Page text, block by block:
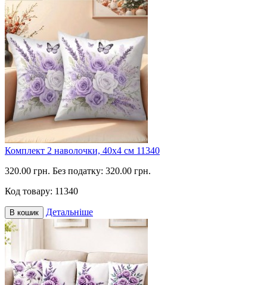
Комплект 2 наволочки, 40х4 см 11340
320.00 грн. Без податку: 320.00 грн.
Код товару: 11340
В кошик Детальніше